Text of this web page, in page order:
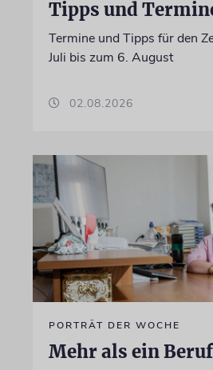
Tipps und
Termine und Tipps für den
Juli bis zum 6. August
02.08.2026
PORTRÄT DER WOCHE
Mehr als ein Beruf